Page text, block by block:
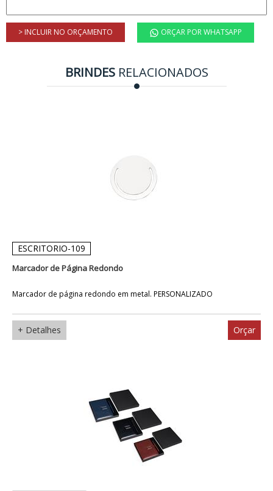
> INCLUIR NO ORÇAMENTO ORÇAR POR WHATSAPP
BRINDESRELACIONADOS
ESCRITORIO-109
Marcador de Página Redondo
Marcador de página redondo em metal. PERSONALIZADO
+ Detalhes Orçar